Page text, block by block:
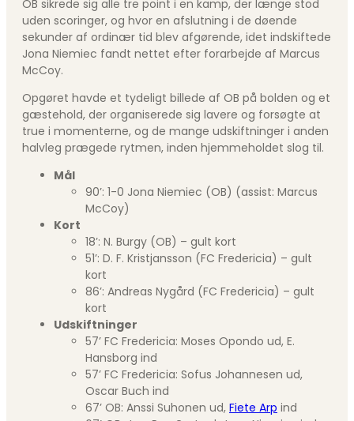
OB sikrede sig alle tre point i en kamp, der længe stod
uden scoringer, og hvor en afslutning i de døende
sekunder af ordinær tid blev afgørende, idet indskiftede
Jona Niemiec fandt nettet efter forarbejde af Marcus
McCoy.
Opgøret havde et tydeligt billede af OB på bolden og et
gæstehold, der organiserede sig lavere og forsøgte at
true i momenterne, og de mange udskiftninger i anden
halvleg prægede rytmen, inden hjemmeholdet slog til.
Mål
90’: 1-0 Jona Niemiec (OB) (assist: Marcus
McCoy)
Kort
18’: N. Burgy (OB) – gult kort
51’: D. F. Kristjansson (FC Fredericia) – gult
kort
86’: Andreas Nygård (FC Fredericia) – gult
kort
Udskiftninger
57’ FC Fredericia: Moses Opondo ud, E.
Hansborg ind
57’ FC Fredericia: Sofus Johannesen ud,
Oscar Buch ind
67’ OB: Anssi Suhonen ud, Fiete Arp ind